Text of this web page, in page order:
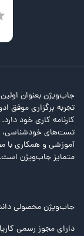
جاب‌ویژن بعنوان
تجربه برگزاری موفق
کارنامه کاری خود
تست‌های خودشناسی،
آموزشی و همکاری با
متمایز جاب‌ویژن است.
جاب‌ویژن محصولی
دارای مجوز رسمی